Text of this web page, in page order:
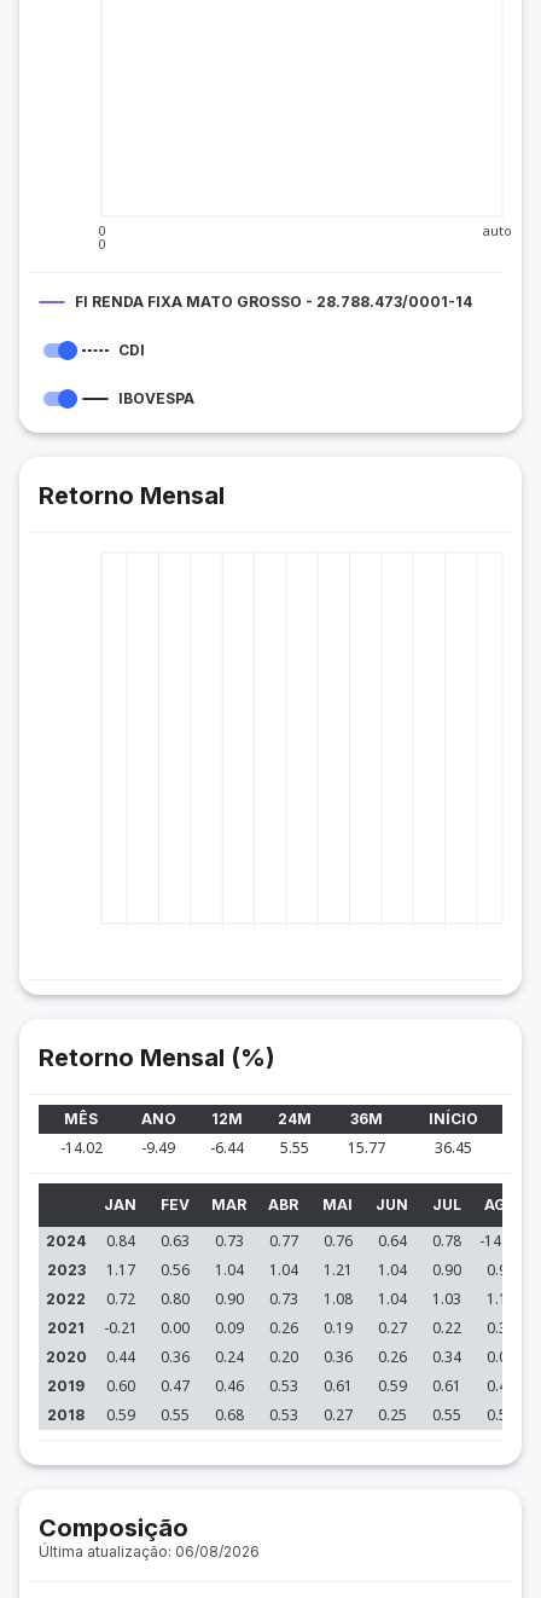
0
0
auto
FI RENDA FIXA MATO GROSSO - 28.788.473/0001-14
CDI
IBOVESPA
Retorno Mensal
Retorno Mensal (%)
MÊS ANO 12M 24M 36M INÍCIO
-14.02 -9.49 -6.44 5.55 15.77 36.45
JAN FEV MAR ABR MAI JUN JUL AGO
2024
0.84 0.63 0.73 0.77 0.76 0.64 0.78 -14.02
2023 1.17 0.56 1.04 1.04 1.21 1.04 0.90 0.94
2022 0.72 0.80 0.90 0.73 1.08 1.04 1.03 1.18
2021 -0.21 0.00 0.09 0.26 0.19 0.27 0.22 0.35
2020 0.44 0.36 0.24 0.20 0.36 0.26 0.34 0.08
2019 0.60 0.47 0.46 0.53 0.61 0.59 0.61 0.45
2018 0.59 0.55 0.68 0.53 0.27 0.25 0.55 0.52
Composição
Última atualização: 06/08/2026